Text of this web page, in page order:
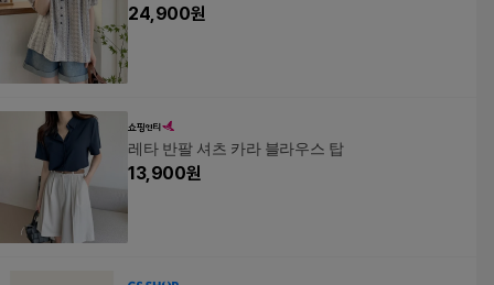
24,900원
레타 반팔 셔츠 카라 블라우스 탑
13,900원